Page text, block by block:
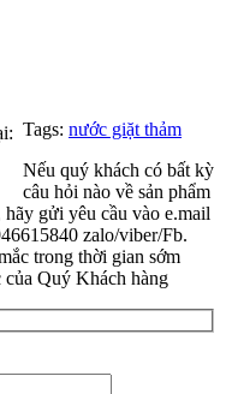
Tags: nước giặt thảm
Nếu quý khách có bất kỳ
câu hỏi nào về sản phẩm
gửi yêu cầu vào e.mail
zalo/viber/Fb.
trong thời gian sớm
Quý Khách hàng